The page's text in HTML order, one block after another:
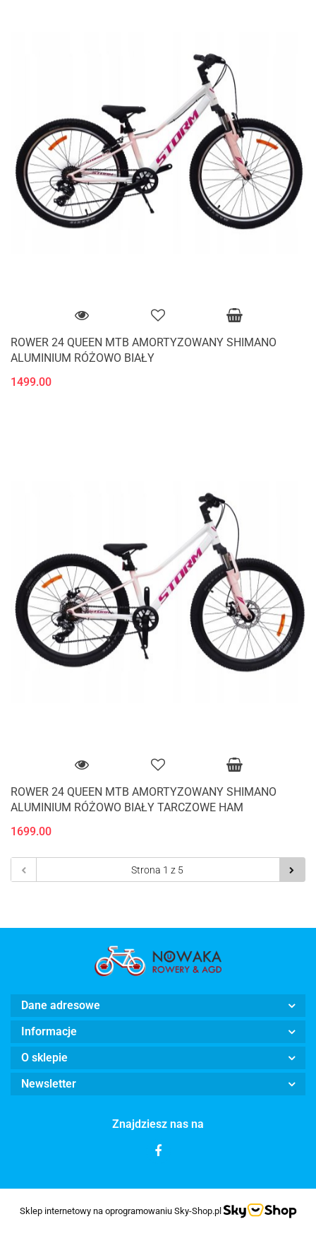
ROWER 24 QUEEN MTB AMORTYZOWANY SHIMANO
ALUMINIUM RÓŻOWO BIAŁY
1499.00
ROWER 24 QUEEN MTB AMORTYZOWANY SHIMANO
ALUMINIUM RÓŻOWO BIAŁY TARCZOWE HAM
1699.00
Dane adresowe
Informacje
O sklepie
Newsletter
Znajdziesz nas na
Sklep internetowy na oprogramowaniu Sky-Shop.pl